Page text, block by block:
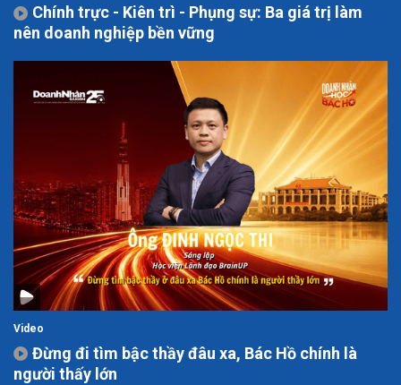
Chính trực - Kiên trì - Phụng sự: Ba giá trị làm
nên doanh nghiệp bền vững
Video
Đừng đi tìm bậc thầy đâu xa, Bác Hồ chính là
người thấy lớn